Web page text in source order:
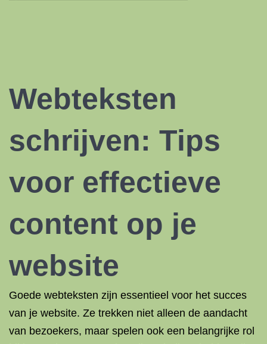
Webteksten
schrijven: Tips
voor effectieve
content op je
website
Goede webteksten zijn essentieel voor het succes
van je website. Ze trekken niet alleen de aandacht
van bezoekers, maar spelen ook een belangrijke rol